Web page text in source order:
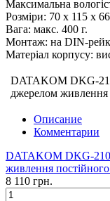
Максимальна
Розміри: 70 x 115 x
Вага: макс. 400 г.
Монтаж: на DIN-
Матеріал корпусу:
DATAKOM DKG-
джерелом живлення
Описание
Комментарии
DATAKOM DKG-
живлення
8 110 грн.